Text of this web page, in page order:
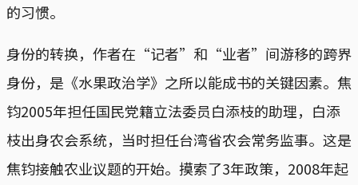
的习惯。
身份的转换，作者在“记者”和“业者”间游移的跨界
身份，是《水果政治学》之所以能成书的关键因素。焦
钧2005年担任国民党籍立法委员白添枝的助理，白添
枝出身农会系统，当时担任台湾省农会常务监事。这是
焦钧接触农业议题的开始。摸索了3年政策，2008年起